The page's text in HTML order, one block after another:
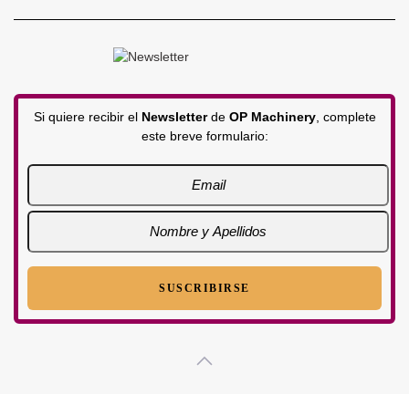
Si quiere recibir el Newsletterde OP Machinery, complete
este breve formulario: